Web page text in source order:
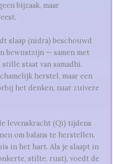
bijzaak, maar
slaap (nidra) beschouwd
bewustzijn — samen met
staat van samadhi.
herstel, maar een
het denken, naar zuivere
levenskracht (Qi) tijdens
om balans te herstellen.
in het hart. Als je slaapt in
stilte, rust), voedt de